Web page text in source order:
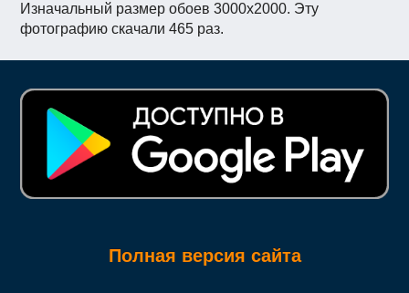
Изначальный размер обоев 3000x2000. Эту
фотографию скачали 465 раз.
Полная версия сайта